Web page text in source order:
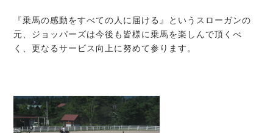
『乗馬の感動をすべての人に届ける』というスローガンの
元、ジョッパーズは今後も皆様に乗馬を楽しんで頂くべ
く、更なるサービス向上に努めて参ります。